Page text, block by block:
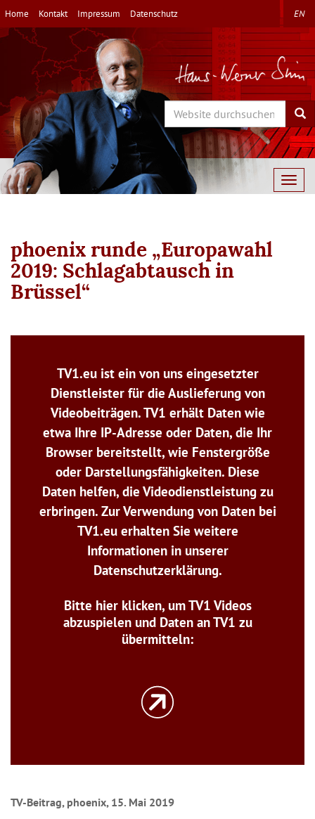
Direkt
zum
Inhalt
Home Kontakt Impressum Datenschutz EN
Search
phoenix runde „Europawahl
2019: Schlagabtausch in
Brüssel“
TV1.eu ist ein von uns eingesetzter
Dienstleister für die Auslieferung von
Videobeiträgen. TV1 erhält Daten wie
etwa Ihre IP-Adresse oder Daten, die Ihr
Browser bereitstellt, wie Fenstergröße
oder Darstellungsfähigkeiten. Diese
Daten helfen, die Videodienstleistung zu
erbringen. Zur Verwendung von Daten bei
TV1.eu erhalten Sie weitere
Informationen in unserer
Datenschutzerklärung.
Bitte hier klicken, um TV1 Videos
abzuspielen und Daten an TV1 zu
übermitteln:
TV-Beitrag, phoenix, 15. Mai 2019